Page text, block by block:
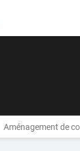
Aménagement de